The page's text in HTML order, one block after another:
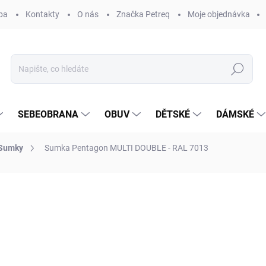
Kontakty O nás Značka Petreq Moje objednávka
Hledat
SEBEOBRANA OBUV DĚTSKÉ DÁMSKÉ
Sumka Pentagon MULTI DOUBLE - RAL 7013